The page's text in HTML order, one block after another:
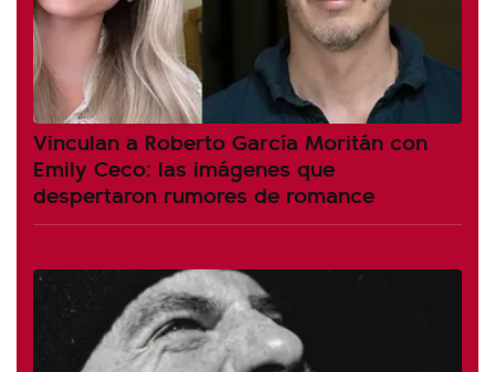
Vinculan a Roberto García Moritán con
Emily Ceco: las imágenes que
despertaron rumores de romance